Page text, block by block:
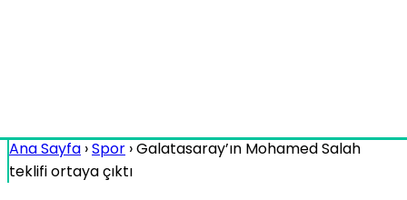
Ana Sayfa ›Spor ›Galatasaray’ın Mohamed Salah
teklifi ortaya çıktı